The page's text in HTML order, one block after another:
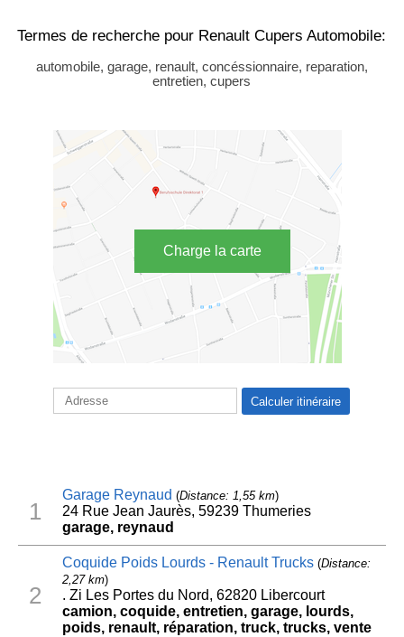
Termes de recherche pour Renault Cupers Automobile:
automobile, garage, renault, concéssionnaire, reparation,
entretien, cupers
Charge la carte
1
Garage Reynaud (Distance: 1,55 km)
24 Rue Jean Jaurès, 59239 Thumeries
garage, reynaud
2
Coquide Poids Lourds - Renault Trucks(Distance:
2,27 km)
. Zi Les Portes du Nord, 62820 Libercourt
camion, coquide, entretien, garage, lourds,
poids, renault, réparation, truck, trucks, vente